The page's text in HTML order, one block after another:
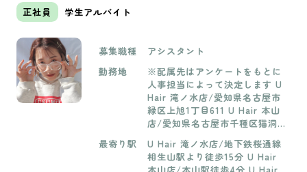
正社員 学生アルバイト
募集職種
アシスタント
勤務地
※配属先はアンケートをもとに
人事担当によって決定します U
Hair 滝ノ水店/愛知県名古屋市
緑区上旭1丁目611 U Hair 本山
店/愛知県名古屋市千種区猫洞通
5－30 U Hair 大高店/愛知県名
古屋市緑区南大高3－705 U Hair
尾張旭店/愛知県尾張旭市新居町
最寄り駅
U Hair 滝ノ水店/地下鉄桜通線
相生山駅より徒歩15分 U Hair